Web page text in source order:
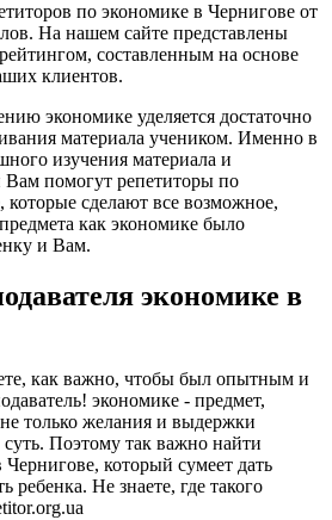
по экономике в Чернигове от
На нашем сайте представлены
составленным на основе
клиентов.
экономике уделяется достаточно
материала учеником. Именно в
изучения материала и
Вам помогут репетиторы по
которые сделают все возможное,
как экономике было
и Вам.
экономике в
как важно, чтобы был опытным и
экономике - предмет,
только желания и выдержки
Поэтому так важно найти
который сумеет дать
ребенка. Не знаете, где такого